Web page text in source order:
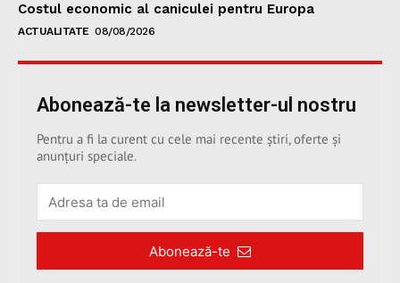
Costul economic al caniculei pentru Europa
ACTUALITATE 08/08/2026
Abonează-te la newsletter-ul nostru
Pentru a fi la curent cu cele mai recente știri, oferte și
anunțuri speciale.
Abonează-te